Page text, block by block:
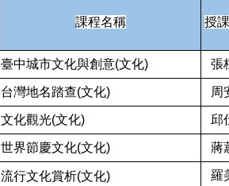
課程名稱
授
臺中城市文化與創意(文化) 張
台灣地名踏查(文化) 周
文化觀光(文化) 邱
世界節慶文化(文化) 蔣
流行文化賞析(文化) 羅